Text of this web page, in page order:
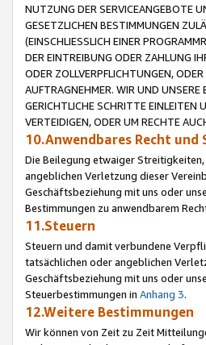
NUTZUNG DER SERVICEANGEBOTE
GESETZLICHEN BESTIMMUNGEN
(EINSCHLIESSLICH EINER
DER EINTREIBUNG ODER ZAHLUNG
ODER ZOLLVERPFLICHTUNGEN,
AUFTRAGNEHMER. WIR UND
GERICHTLICHE SCHRITTE EINLEITEN
VERTEIDIGEN, ODER UM RECHTE
10.Anwendbares Recht
Die Beilegung etwaiger
angeblichen Verletzung dieser
Geschäftsbeziehung mit uns oder
Bestimmungen zu anwendbarem
11.Steuern
Steuern und damit verbundene
tatsächlichen oder angeblichen
Geschäftsbeziehung mit uns oder
Steuerbestimmungen in Anhang 3.
12.Weitere Bestimmungen
Wir können von Zeit zu Zeit